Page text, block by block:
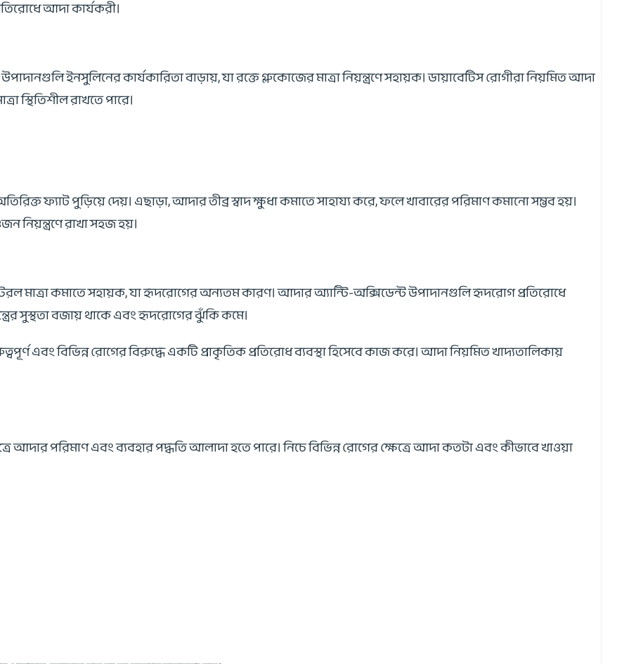
আদা কার্যকরী।
ইনসুলিনের কার্যকারিতা বাড়ায়, যা রক্তে গ্লুকোজের মাত্রা নিয়ন্ত্রণে সহায়ক। ডায়াবেটিস রোগীরা নিয়মিত আদা
স্থিতিশীল রাখতে পারে।
ফ্যাট পুড়িয়ে দেয়। এছাড়া, আদার তীব্র স্বাদ ক্ষুধা কমাতে সাহায্য করে, ফলে খাবারের পরিমাণ কমানো সম্ভব হয়।
নিয়ন্ত্রণে রাখা সহজ হয়।
মাত্রা কমাতে সহায়ক, যা হৃদরোগের অন্যতম কারণ। আদার অ্যান্টি-অক্সিডেন্ট উপাদানগুলি হৃদরোগ প্রতিরোধে
সুস্থতা বজায় থাকে এবং হৃদরোগের ঝুঁকি কমে।
এবং বিভিন্ন রোগের বিরুদ্ধে একটি প্রাকৃতিক প্রতিরোধ ব্যবস্থা হিসেবে কাজ করে। আদা নিয়মিত খাদ্যতালিকায়
আদার পরিমাণ এবং ব্যবহার পদ্ধতি আলাদা হতে পারে। নিচে বিভিন্ন রোগের ক্ষেত্রে আদা কতটা এবং কীভাবে খাওয়া